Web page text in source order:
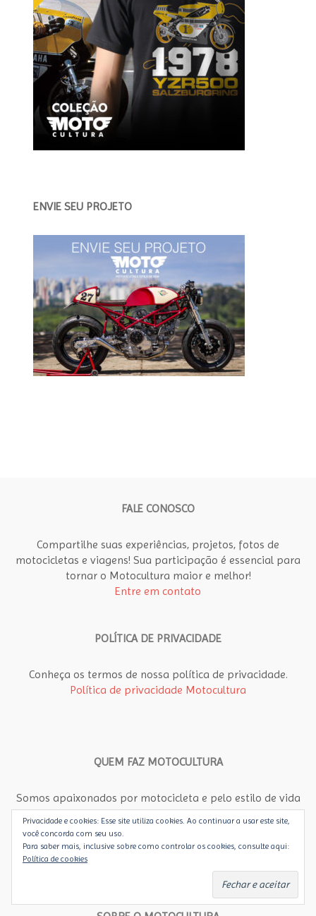
ENVIE SEU PROJETO
FALE CONOSCO
Compartilhe suas experiências, projetos, fotos de
motocicletas e viagens! Sua participação é essencial para
tornar o Motocultura maior e melhor!
Entre em contato
POLÍTICA DE PRIVACIDADE
Conheça os termos de nossa política de privacidade.
Política de privacidade Motocultura
QUEM FAZ MOTOCULTURA
Somos apaixonados por motocicleta e pelo estilo de vida
em duas rodas. Saiba mais sobre quem faz o Motocultura
Conheça a equipe
Privacidade e cookies: Esse site utiliza cookies. Ao continuar a usar este site,
você concorda com seu uso.
Para saber mais, inclusive sobre como controlar os cookies, consulte aqui:
Política de cookies